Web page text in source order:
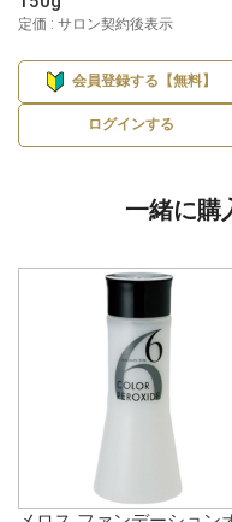
定価 : サロン契約後表示
会員登録する【無料】
ログインする
一緒に購